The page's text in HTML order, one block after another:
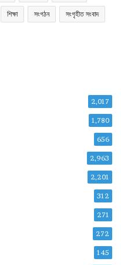
শিক্ষা সংগঠন সংগৃহীত সংবাদ
2,017
1,780
656
2,963
2,201
312
271
272
145